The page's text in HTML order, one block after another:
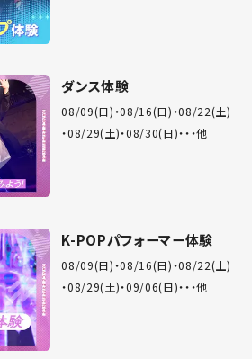
ダンス体験
08/09(日) 08/16(日) 08/22(土)
08/29(土) 08/30(日) ・・他
K-POPパフォーマー体験
08/09(日) 08/16(日) 08/22(土)
08/29(土) 09/06(日) ・・他